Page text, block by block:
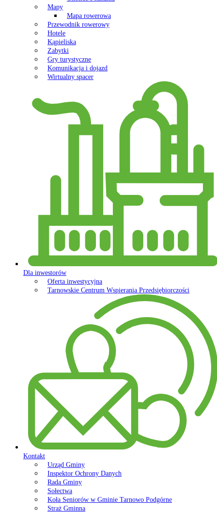
Mapy
Mapa rowerowa
Przewodnik rowerowy
Hotele
Kąpieliska
Zabytki
Gry turystyczne
Komunikacja i dojazd
Wirtualny spacer
Dla inwestorów
Oferta inwestycyjna
Tarnowskie Centrum Wspierania Przedsiębiorczości
Kontakt
Urząd Gminy
Inspektor Ochrony Danych
Rada Gminy
Sołectwa
Koła Seniorów w Gminie Tarnowo Podgórne
Straż Gminna